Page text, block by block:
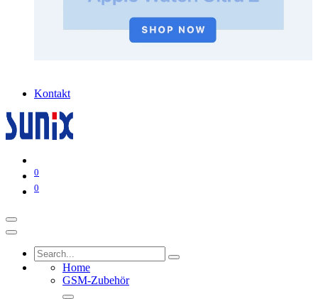
Kontakt
0
0
Home
GSM-Zubehör